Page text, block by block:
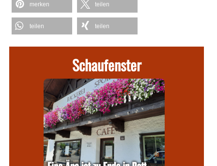
merken teilen
teilen teilen
Schaufenster